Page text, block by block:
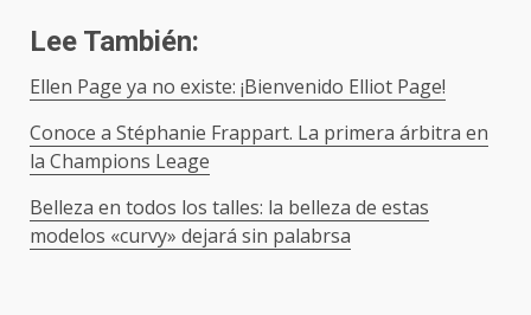
Lee También:
Ellen Page ya no existe: ¡Bienvenido Elliot Page!
Conoce a Stéphanie Frappart. La primera árbitra en
la Champions Leage
Belleza en todos los talles: la belleza de estas
modelos «curvy» dejará sin palabrsa